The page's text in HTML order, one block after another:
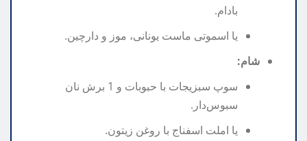
بادام.
یا اسموتی ماست یونانی، موز و دارچین.
شام:
سوپ سبزیجات با حبوبات و 1 برش نان
سبوس‌دار.
یا املت اسفناج با روغن زیتون.